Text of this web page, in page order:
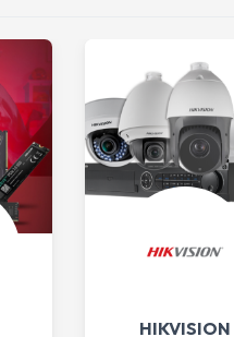
HIKVISION